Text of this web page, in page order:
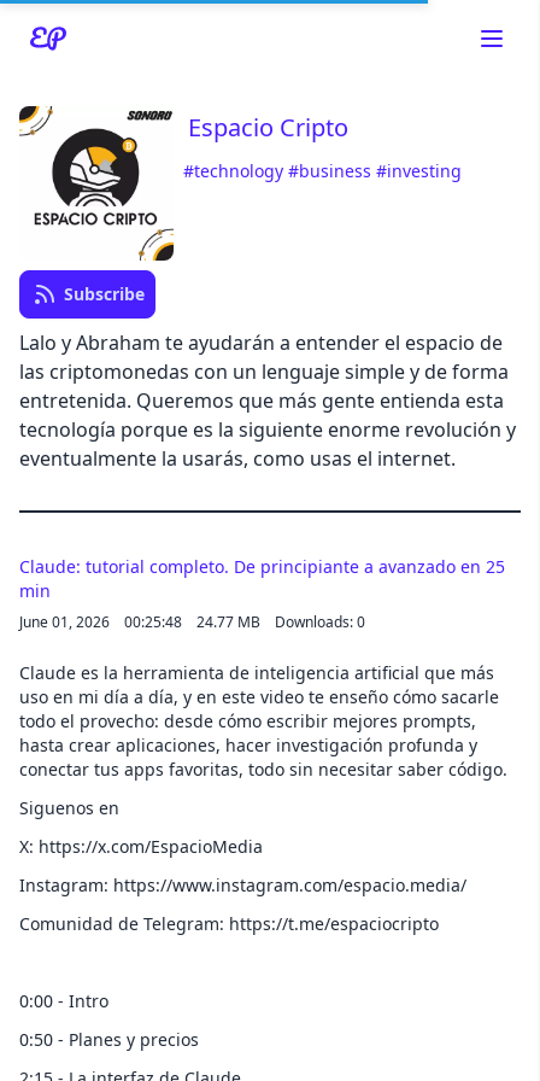
Read about our content policies
Espacio Cripto
#technology #business #investing
Subscribe
Lalo y Abraham te ayudarán a entender el espacio de
las criptomonedas con un lenguaje simple y de forma
entretenida. Queremos que más gente entienda esta
tecnología porque es la siguiente enorme revolución y
eventualmente la usarás, como usas el internet.
Cancel
Claude: tutorial completo. De principiante a avanzado en 25
min
June 01, 2026 00:25:48 24.77 MB Downloads: 0
Claude es la herramienta de inteligencia artificial que más
uso en mi día a día, y en este video te enseño cómo sacarle
todo el provecho: desde cómo escribir mejores prompts,
hasta crear aplicaciones, hacer investigación profunda y
conectar tus apps favoritas, todo sin necesitar saber código.
Siguenos en
X: https://x.com/EspacioMedia
Instagram: https://www.instagram.com/espacio.media/
Comunidad de Telegram: https://t.me/espaciocripto
0:00 - Intro
0:50 - Planes y precios